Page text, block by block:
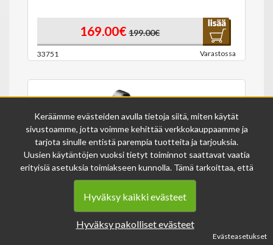
169.00€ 199.00€
33751 Varastossa
Stoeger kiikarinjalat 1" Medium
ilmakivääriin
17.00€ 19.00€
Varastossa
Keräämme evästeiden avulla tietoja siitä, miten käytät
sivustoamme, jotta voimme kehittää verkkokauppaamme ja
tarjota sinulle entistä parempia tuotteita ja tarjouksia.
Uusien käytäntöjen vuoksi tietyt toiminnot saattavat vaatia
erityisiä asetuksia toimiakseen kunnolla. Tämä tarkoittaa, että
joissakin tapauksissa anonymisoidut tiedot voivat kertyä,
vaikka olisit kieltänyt evästeiden käytön. Näitä tietoja
käytetään ainoastaan palvelumme parantamiseen, eikä niistä
Voit muuttaa evästeasetuksiasi milloin tahansa sivun
Hyväksy kaikki evästeet
Hyväksy pakolliset evästeet
Evästeasetukset